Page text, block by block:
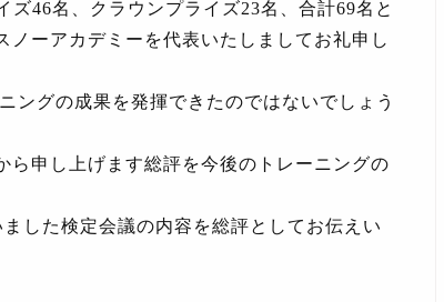
ズ46名、クラウンプライズ23名、合計69名と
ーアカデミーを代表いたしましてお礼申し
ングの成果を発揮できたのではないでしょう
申し上げます総評を今後のトレーニングの
した検定会議の内容を総評としてお伝えい